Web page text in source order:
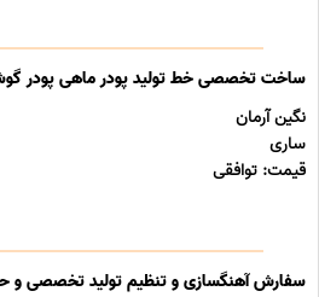
ساخت تخصصی خط تولید پودر ماهی پودر
نگین آرمان
ساری
قیمت: توافقی
سفارش آهنگسازی و تنظیم تولید تخصصی و